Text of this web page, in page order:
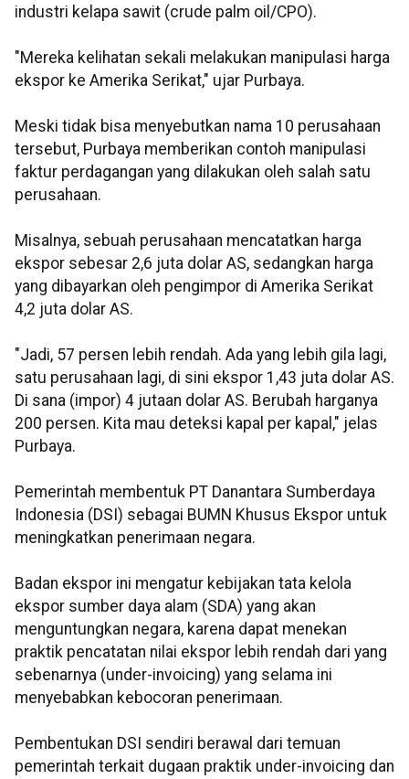
industri kelapa sawit (crude palm oil/CPO).
"Mereka kelihatan sekali melakukan manipulasi harga
ekspor ke Amerika Serikat," ujar Purbaya.
Meski tidak bisa menyebutkan nama 10 perusahaan
tersebut, Purbaya memberikan contoh manipulasi
faktur perdagangan yang dilakukan oleh salah satu
perusahaan.
Misalnya, sebuah perusahaan mencatatkan harga
ekspor sebesar 2,6 juta dolar AS, sedangkan harga
yang dibayarkan oleh pengimpor di Amerika Serikat
4,2 juta dolar AS.
"Jadi, 57 persen lebih rendah. Ada yang lebih gila lagi,
satu perusahaan lagi, di sini ekspor 1,43 juta dolar AS.
Di sana (impor) 4 jutaan dolar AS. Berubah harganya
200 persen. Kita mau deteksi kapal per kapal," jelas
Purbaya.
Pemerintah membentuk PT Danantara Sumberdaya
Indonesia (DSI) sebagai BUMN Khusus Ekspor untuk
meningkatkan penerimaan negara.
Badan ekspor ini mengatur kebijakan tata kelola
ekspor sumber daya alam (SDA) yang akan
menguntungkan negara, karena dapat menekan
praktik pencatatan nilai ekspor lebih rendah dari yang
sebenarnya (under-invoicing) yang selama ini
menyebabkan kebocoran penerimaan.
Pembentukan DSI sendiri berawal dari temuan
pemerintah terkait dugaan praktik under-invoicing dan